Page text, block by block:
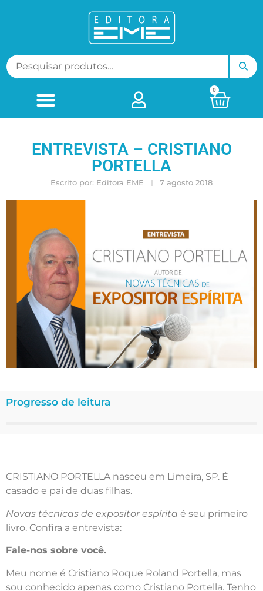
0
ENTREVISTA – CRISTIANO
PORTELLA
Escrito por: Editora EME 7 agosto 2018
Progresso de leitura
CRISTIANO PORTELLA nasceu em Limeira, SP. É
casado e pai de duas filhas.
Novas técnicas de expositor espírita é seu primeiro
livro. Confira a entrevista:
Fale-nos sobre você.
Meu nome é Cristiano Roque Roland Portella, mas
sou conhecido apenas como Cristiano Portella. Tenho